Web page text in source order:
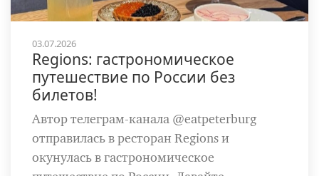
03.07.2026
Regions: гастрономическое
путешествие по России без
билетов!
Автор телеграм-канала @eatpeterburg
отправилась в ресторан Regions и
окунулась в гастрономическое